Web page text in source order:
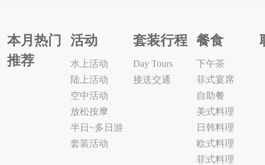
本月热门
推荐
活动
水上活动
陆上活动
空中活动
放松按摩
半日~多日游
套装活动
套装行程
Day Tours
接送交通
餐食
下午茶
菲式宴席
自助餐
美式料理
日韩料理
欧式料理
菲式料理